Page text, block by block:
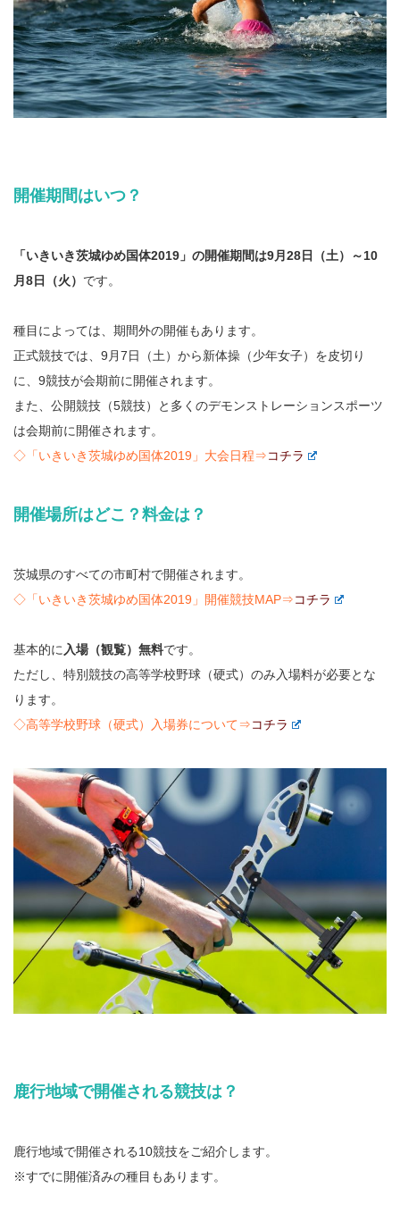
開催期間はいつ？
「いきいき茨城ゆめ国体2019」の開催期間は9月28日（土）～10
月8日（火） です。
種目によっては、期間外の開催もあります。
正式競技では、9月7日（土）から新体操（少年女子）を皮切り
に、9競技が会期前に開催されます。
また、公開競技（5競技）と多くのデモンストレーションスポーツ
は会期前に開催されます。
◇「いきいき茨城ゆめ国体2019」大会日程⇒コチラ
開催場所はどこ？料金は？
茨城県のすべての市町村で開催されます。
◇「いきいき茨城ゆめ国体2019」開催競技MAP⇒コチラ
基本的に 入場（観覧）無料です。
ただし、特別競技の高等学校野球（硬式）のみ入場料が必要とな
ります。
◇高等学校野球（硬式）入場券について⇒コチラ
鹿行地域で開催される競技は？
鹿行地域で開催される10競技をご紹介します。
※すでに開催済みの種目もあります。